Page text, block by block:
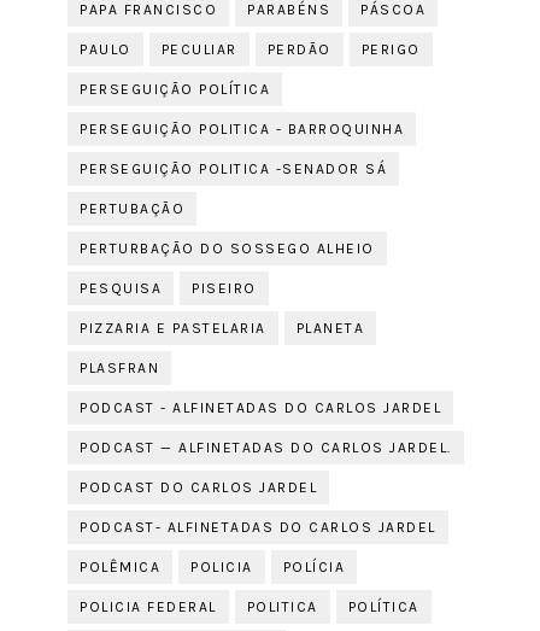
PAPA FRANCISCO PARABÉNS PÁSCOA
PAULO PECULIAR PERDÃO PERIGO
PERSEGUIÇÃO POLÍTICA
PERSEGUIÇÃO POLITICA - BARROQUINHA
PERSEGUIÇÃO POLITICA -SENADOR SÁ
PERTUBAÇÃO
PERTURBAÇÃO DO SOSSEGO ALHEIO
PESQUISA PISEIRO
PIZZARIA E PASTELARIA PLANETA
PLASFRAN
PODCAST - ALFINETADAS DO CARLOS JARDEL
PODCAST — ALFINETADAS DO CARLOS JARDEL.
PODCAST DO CARLOS JARDEL
PODCAST- ALFINETADAS DO CARLOS JARDEL
POLÊMICA POLICIA POLÍCIA
POLICIA FEDERAL POLITICA POLÍTICA